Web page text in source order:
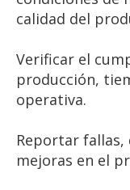
calidad del
Verificar el
producción,
operativa.
Reportar
mejoras en el